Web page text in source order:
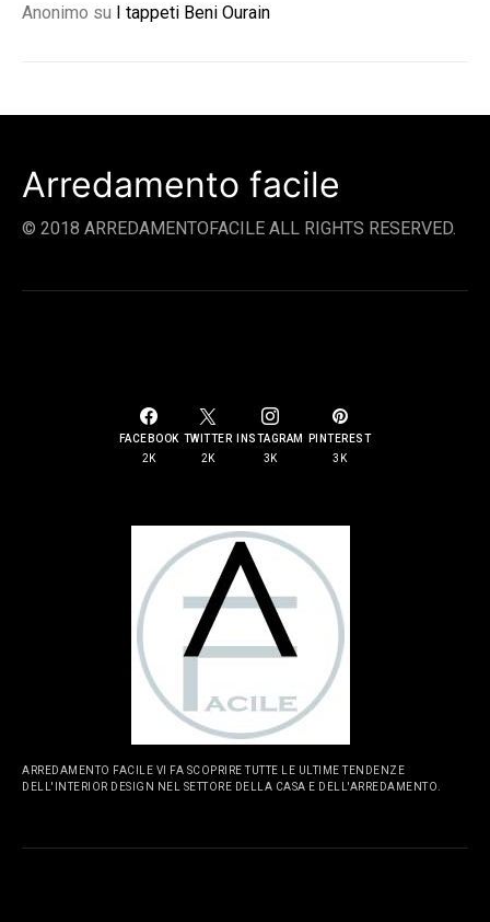
Anonimo su I tappeti Beni Ourain
Arredamento facile
© 2018 ARREDAMENTOFACILE ALL RIGHTS RESERVED.
FACEBOOK
2K
TWITTER
2K
INSTAGRAM
3K
PINTEREST
3K
ARREDAMENTO FACILE VI FA SCOPRIRE TUTTE LE ULTIME TENDENZE
DELL'INTERIOR DESIGN NEL SETTORE DELLA CASA E DELL'ARREDAMENTO.